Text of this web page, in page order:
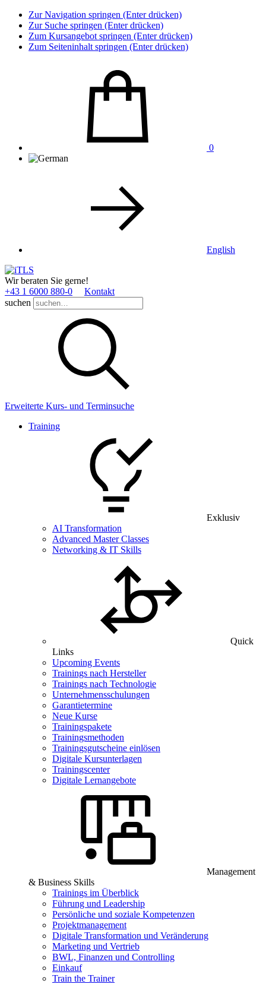
Zur Navigation springen (Enter drücken)
Zur Suche springen (Enter drücken)
Zum Kursangebot springen (Enter drücken)
Zum Seiteninhalt springen (Enter drücken)
0
English
Wir beraten Sie gerne!
+43 1 6000 880­-0
Kontakt
suchen
Erweiterte Kurs- und Terminsuche
Training
Exklusiv
AI Transformation
Advanced Master Classes
Networking & IT Skills
Quick
Links
Upcoming Events
Trainings nach Hersteller
Trainings nach Technologie
Unternehmensschulungen
Garantietermine
Neue Kurse
Trainingspakete
Trainingsmethoden
Trainingsgutscheine einlösen
Digitale Kursunterlagen
Trainingscenter
Digitale Lernangebote
Management
& Business Skills
Trainings im Überblick
Führung und Leadership
Persönliche und soziale Kompetenzen
Projektmanagement
Digitale Transformation und Veränderung
Marketing und Vertrieb
BWL, Finanzen und Controlling
Einkauf
Train the Trainer